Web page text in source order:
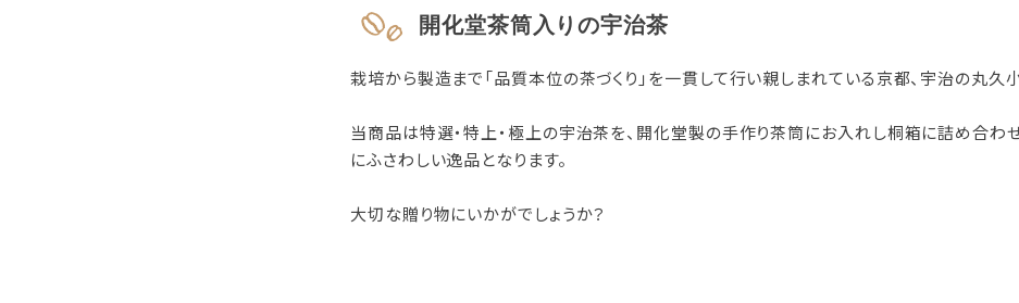
開化堂茶筒入りの宇治茶
栽培から製造まで「品質本位の茶づくり」を一貫して行い親しまれている京都、宇治の丸久
当商品は特選・特上・極上の宇治茶を、開化堂製の手作り茶筒にお入れし桐箱に詰め合わ
にふさわしい逸品となります。
大切な贈り物にいかがでしょうか？